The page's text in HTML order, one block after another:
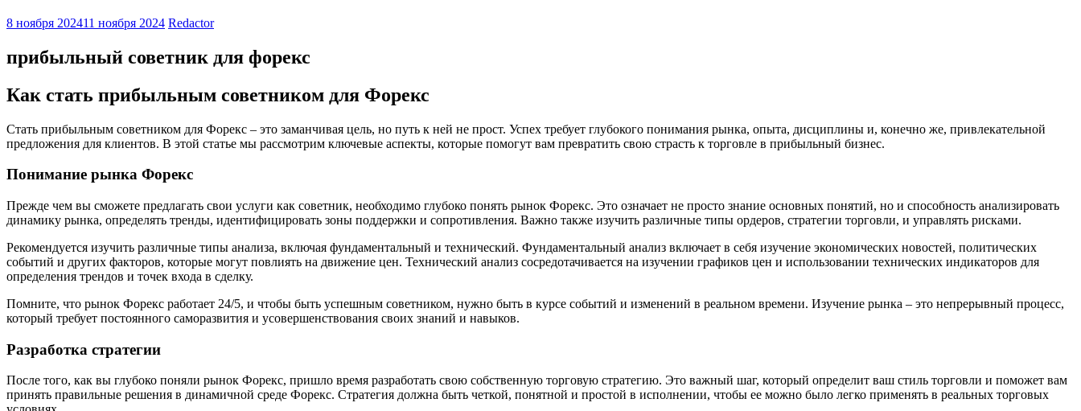
8 ноября 202411 ноября 2024 Redactor
прибыльный советник для форекс
Как стать прибыльным советником для Форекс
Стать прибыльным советником для Форекс – это заманчивая цель, но путь к ней не прост. Успех требует глубокого понимания рынка, опыта, дисциплины и, конечно же, привлекательной
предложения для клиентов. В этой статье мы рассмотрим ключевые аспекты, которые помогут вам превратить свою страсть к торговле в прибыльный бизнес.
Понимание рынка Форекс
Прежде чем вы сможете предлагать свои услуги как советник, необходимо глубоко понять рынок Форекс. Это означает не просто знание основных понятий, но и способность анализировать
динамику рынка, определять тренды, идентифицировать зоны поддержки и сопротивления. Важно также изучить различные типы ордеров, стратегии торговли, и управлять рисками.
Рекомендуется изучить различные типы анализа, включая фундаментальный и технический. Фундаментальный анализ включает в себя изучение экономических новостей, политических
событий и других факторов, которые могут повлиять на движение цен. Технический анализ сосредотачивается на изучении графиков цен и использовании технических индикаторов для
определения трендов и точек входа в сделку.
Помните, что рынок Форекс работает 24/5, и чтобы быть успешным советником, нужно быть в курсе событий и изменений в реальном времени. Изучение рынка – это непрерывный процесс,
который требует постоянного саморазвития и усовершенствования своих знаний и навыков.
Разработка стратегии
После того, как вы глубоко поняли рынок Форекс, пришло время разработать свою собственную торговую стратегию. Это важный шаг, который определит ваш стиль торговли и поможет вам
принять правильные решения в динамичной среде Форекс. Стратегия должна быть четкой, понятной и простой в исполнении, чтобы ее можно было легко применять в реальных торговых